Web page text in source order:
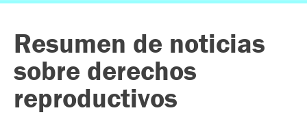
Resumen de noticias
sobre derechos
reproductivos